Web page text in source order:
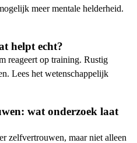
meer mentale helderheid.
helpt echt?
reageert op training. Rustig
Lees het wetenschappelijk
wat onderzoek laat
zelfvertrouwen, maar niet alleen